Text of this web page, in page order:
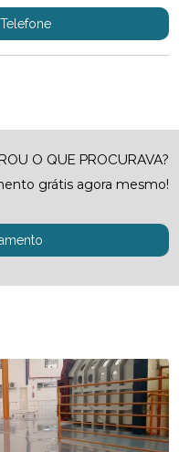
O QUE PROCURAVA?
grátis agora mesmo!